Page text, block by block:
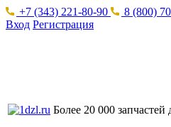
+7 (343) 221-80-90 8 (800)
Вход Регистрация
Более 20 000 запчастей